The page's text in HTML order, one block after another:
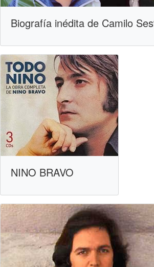
Biografía inédita de Camilo
NINO BRAVO